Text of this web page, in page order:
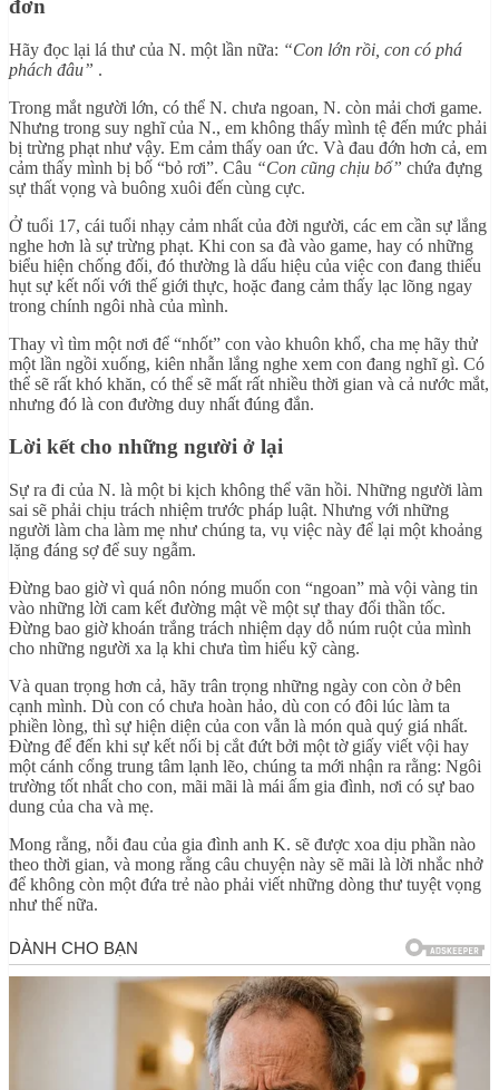
đơn
Hãy đọc lại lá thư của N. một lần nữa: “Con lớn rồi, con có phá
phách đâu” .
Trong mắt người lớn, có thể N. chưa ngoan, N. còn mải chơi game.
Nhưng trong suy nghĩ của N., em không thấy mình tệ đến mức phải
bị trừng phạt như vậy. Em cảm thấy oan ức. Và đau đớn hơn cả, em
cảm thấy mình bị bố “bỏ rơi”. Câu “Con cũng chịu bố” chứa đựng
sự thất vọng và buông xuôi đến cùng cực.
Ở tuổi 17, cái tuổi nhạy cảm nhất của đời người, các em cần sự lắng
nghe hơn là sự trừng phạt. Khi con sa đà vào game, hay có những
biểu hiện chống đối, đó thường là dấu hiệu của việc con đang thiếu
hụt sự kết nối với thế giới thực, hoặc đang cảm thấy lạc lõng ngay
trong chính ngôi nhà của mình.
Thay vì tìm một nơi để “nhốt” con vào khuôn khổ, cha mẹ hãy thử
một lần ngồi xuống, kiên nhẫn lắng nghe xem con đang nghĩ gì. Có
thể sẽ rất khó khăn, có thể sẽ mất rất nhiều thời gian và cả nước mắt,
nhưng đó là con đường duy nhất đúng đắn.
Lời kết cho những người ở lại
Sự ra đi của N. là một bi kịch không thể vãn hồi. Những người làm
sai sẽ phải chịu trách nhiệm trước pháp luật. Nhưng với những
người làm cha làm mẹ như chúng ta, vụ việc này để lại một khoảng
lặng đáng sợ để suy ngẫm.
Đừng bao giờ vì quá nôn nóng muốn con “ngoan” mà vội vàng tin
vào những lời cam kết đường mật về một sự thay đổi thần tốc.
Đừng bao giờ khoán trắng trách nhiệm dạy dỗ núm ruột của mình
cho những người xa lạ khi chưa tìm hiểu kỹ càng.
Và quan trọng hơn cả, hãy trân trọng những ngày con còn ở bên
cạnh mình. Dù con có chưa hoàn hảo, dù con có đôi lúc làm ta
phiền lòng, thì sự hiện diện của con vẫn là món quà quý giá nhất.
Đừng để đến khi sự kết nối bị cắt đứt bởi một tờ giấy viết vội hay
một cánh cổng trung tâm lạnh lẽo, chúng ta mới nhận ra rằng: Ngôi
trường tốt nhất cho con, mãi mãi là mái ấm gia đình, nơi có sự bao
dung của cha và mẹ.
Mong rằng, nỗi đau của gia đình anh K. sẽ được xoa dịu phần nào
theo thời gian, và mong rằng câu chuyện này sẽ mãi là lời nhắc nhở
để không còn một đứa trẻ nào phải viết những dòng thư tuyệt vọng
như thế nữa.